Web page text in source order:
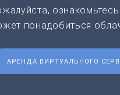
понадобиться
АРЕНДА ВИРТУАЛЬНОГО